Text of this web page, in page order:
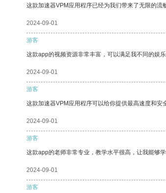
这款加速器VPM应用程序已经为我们带来了无限的流
2024-09-01
游客
这款app的视频资源非常丰富，可以满足我不同的娱乐
2024-09-01
游客
这款加速器VPM应用程序可以给你提供最高速度和安
2024-09-01
游客
这款app的老师非常专业，教学水平很高，让我能够学
2024-09-01
游客